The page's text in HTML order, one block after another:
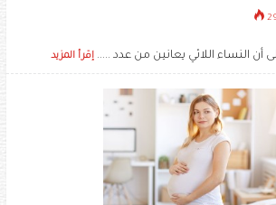
أن النساء اللائي يعانين من عدد ..... إقرأ المزيد